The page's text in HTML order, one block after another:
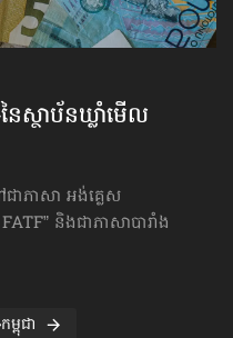
ៃស្ថាប័ន​ឃ្លាំមើល​
ជា​ភាសា អង់គ្លេស
និងជាភាសាបារាំង
ពុជា